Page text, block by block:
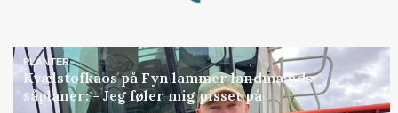
PLANTER
Kvælstofkaos på Fyn lammer landmænds
såplaner: - Jeg føler mig pisset på